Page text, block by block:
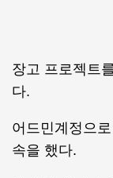
장고 프로젝트
다.
어드민계정으
속을 했다.